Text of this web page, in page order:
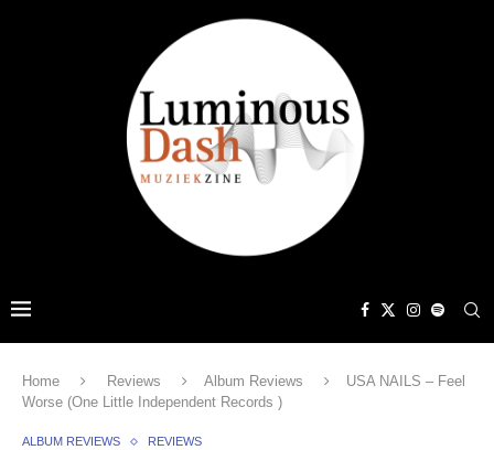
Home Reviews Album Reviews
USA NAILS – Feel
Worse (One Little Independent Records )
ALBUM REVIEWS REVIEWS